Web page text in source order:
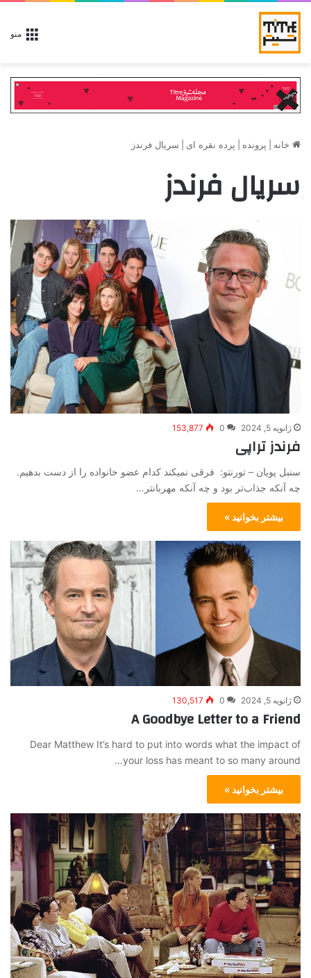
منو
خانه پرونده پرده نقره ای سریال فرندز
سریال فرندز
ژانویه 5, 2024 0
153,877
فرندز تراپی
سنبل پویان – تورنتو: فرقی نمیکند کدام عضو خانواده را از دست بدهیم.
چه آنکه جذاب‌تر بود و چه آنکه مهربانتر…
بیشتر بخوانید »
ژانویه 5, 2024 0
130,517
A Goodbye Letter to a Friend
Dear Matthew It’s hard to put into words what the impact of
your loss has meant to so many around…
بیشتر بخوانید »